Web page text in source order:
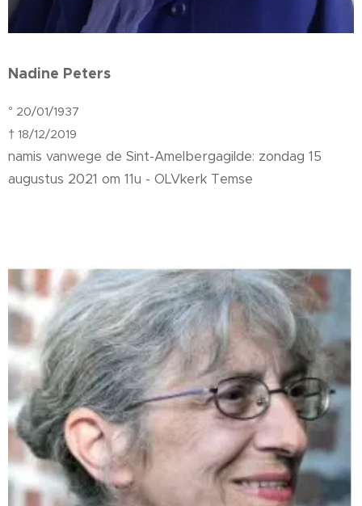
Nadine Peters
° 20/01/1937
† 18/12/2019
namis vanwege de Sint-Amelbergagilde: zondag 15
augustus 2021 om 11u - OLVkerk Temse